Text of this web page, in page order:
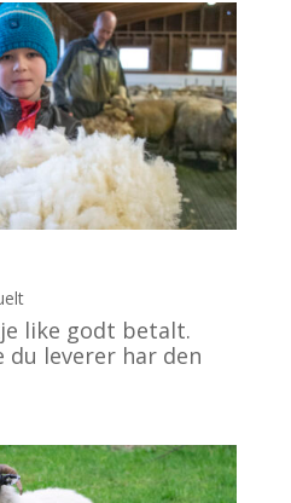
like godt betalt.
du leverer har den